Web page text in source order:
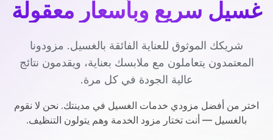
غسيل سريع وبأسعار معقولة
شريكك الموثوق للعناية الفائقة بالغسيل. مزودونا
المعتمدون يتعاملون مع ملابسك بعناية، ويقدمون نتائج
عالية الجودة في كل مرة.
اختر من أفضل مزودي خدمات الغسيل في مدينتك. نحن لا نقوم
بالغسيل — أنت تختار مزود الخدمة وهم يتولون التنظيف.